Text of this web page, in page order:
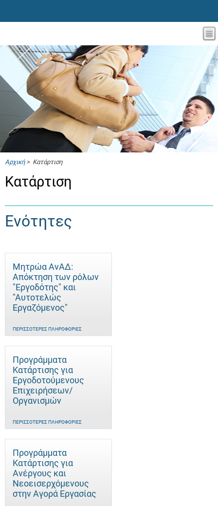
Αρχική> Κατάρτιση
Κατάρτιση
Ενότητες
Μητρώα ΑνΑΔ:
Απόκτηση των ρόλων
"Εργοδότης" και
"Αυτοτελώς
Eργαζόμενος"
ΠΕΡΙΣΣΌΤΕΡΕΣ ΠΛΗΡΟΦΟΡΊΕΣ
Προγράμματα
Κατάρτισης για
Εργοδοτούμενους
Επιχειρήσεων/
Οργανισμών
ΠΕΡΙΣΣΌΤΕΡΕΣ ΠΛΗΡΟΦΟΡΊΕΣ
Προγράμματα
Κατάρτισης για
Ανέργους και
Νεοεισερχόμενους
στην Αγορά Εργασίας